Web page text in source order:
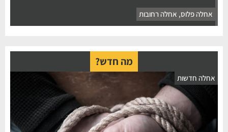
אחלה פלוס ,אחלה רחובות
מה חדש?
חדשות